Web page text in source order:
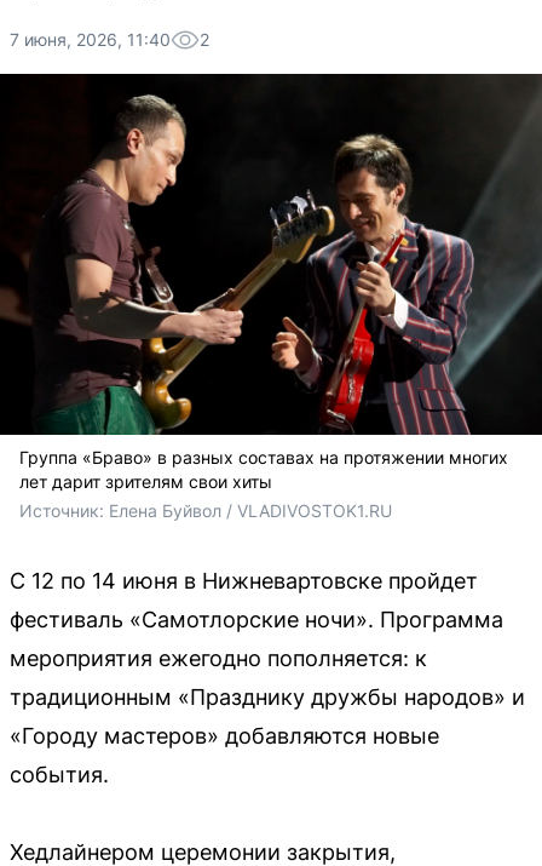
7 июня, 2026, 11:40 2
Группа «Браво» в разных составах на протяжении многих
лет дарит зрителям свои хиты
Источник: Елена Буйвол / VLADIVOSTOK1.RU
С 12 по 14 июня в Нижневартовске пройдет
фестиваль «Самотлорские ночи». Программа
мероприятия ежегодно пополняется: к
традиционным «Празднику дружбы народов» и
«Городу мастеров» добавляются новые
события.
Хедлайнером церемонии закрытия,